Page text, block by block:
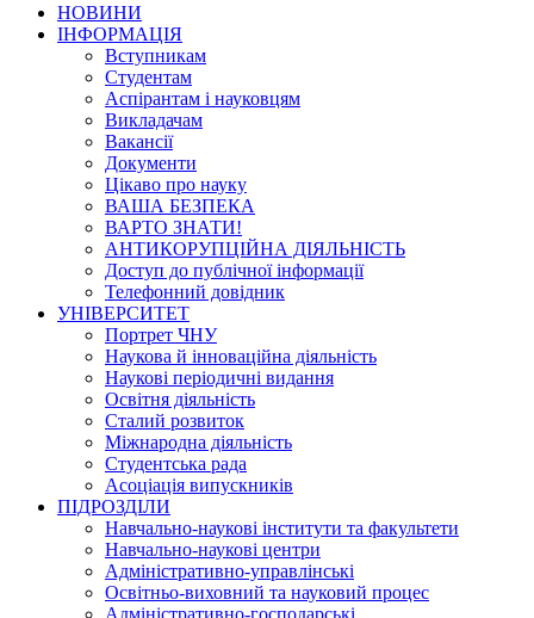
НОВИНИ
ІНФОРМАЦІЯ
Вступникам
Студентам
Аспірантам і науковцям
Викладачам
Вакансії
Документи
Цікаво про науку
ВАША БЕЗПЕКА
ВАРТО ЗНАТИ!
АНТИКОРУПЦІЙНА ДІЯЛЬНІСТЬ
Доступ до публічної інформації
Телефонний довідник
УНІВЕРСИТЕТ
Портрет ЧНУ
Наукова й інноваційна діяльність
Наукові періодичні видання
Освітня діяльність
Сталий розвиток
Міжнародна діяльність
Студентська рада
Асоціація випускників
ПІДРОЗДІЛИ
Навчально-наукові інститути та факультети
Навчально-наукові центри
Адміністративно-управлінські
Освітньо-виховний та науковий процес
Адміністративно-господарські